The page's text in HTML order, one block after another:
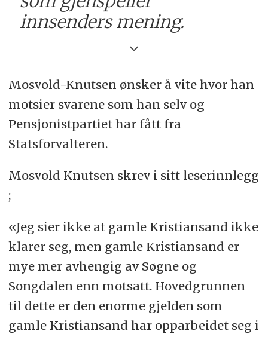
innsenders mening.
Mosvold-Knutsen ønsker å vite hvor han
motsier svarene som han selv og
Pensjonistpartiet har fått fra
Statsforvalteren.
Mosvold Knutsen skrev i sitt leserinnlegg
;
«Jeg sier ikke at gamle Kristiansand ikke
klarer seg, men gamle Kristiansand er
mye mer avhengig av Søgne og
Songdalen enn motsatt. Hovedgrunnen
til dette er den enorme gjelden som
gamle Kristiansand har opparbeidet seg i